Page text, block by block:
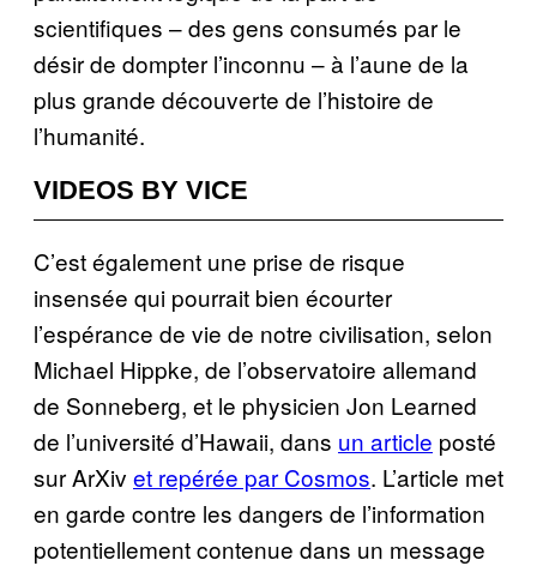
scientifiques – des gens consumés par le
désir de dompter l’inconnu – à l’aune de la
plus grande découverte de l’histoire de
l’humanité.
VIDEOS BY VICE
C’est également une prise de risque
insensée qui pourrait bien écourter
l’espérance de vie de notre civilisation, selon
Michael Hippke, de l’observatoire allemand
de Sonneberg, et le physicien Jon Learned
de l’université d’Hawaii, dans un article posté
sur ArXiv et repérée par Cosmos. L’article met
en garde contre les dangers de l’information
potentiellement contenue dans un message